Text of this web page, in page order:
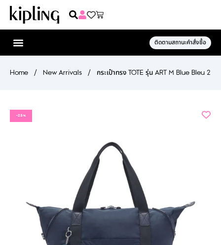
ติดตามสถานะคำสั่งซื้อ
Home / New Arrivals / กระเป๋าทรง TOTE รุ่น ART M Blue Bleu 2
-25%